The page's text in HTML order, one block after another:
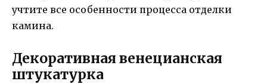
учтите все особенности процесса отделки
камина.
Декоративная венецианская
штукатурка